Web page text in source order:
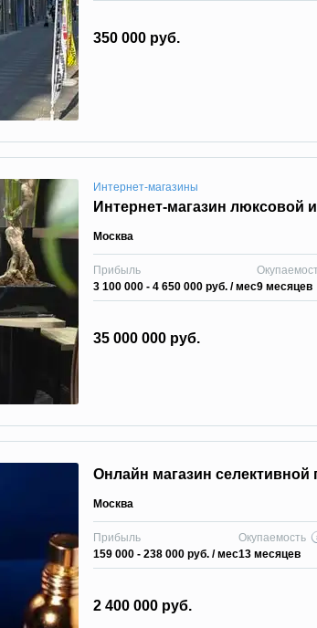
350 000 руб.
Интернет-магазины
Интернет-магазин
Москва
Прибыль
3 100 000 - 4 650 000 руб./ мес9 месяцев
35 000 000 руб.
Онлайн магазин
Москва
Прибыль
159 000 - 238 000 руб./ мес
Окупаемость
13 месяцев
2 400 000 руб.